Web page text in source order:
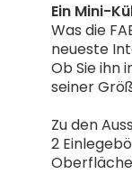
Ein Mini-
Was die
neueste
Ob Sie ihn
seiner
Zu den
2